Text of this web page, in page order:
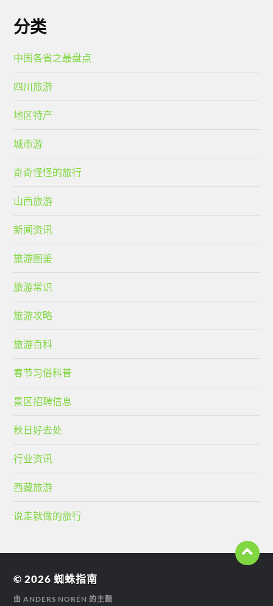
分类
中国各省之最盘点
四川旅游
地区特产
城市游
奇奇怪怪的旅行
山西旅游
新闻资讯
旅游图鉴
旅游常识
旅游攻略
旅游百科
春节习俗科普
景区招聘信息
秋日好去处
行业资讯
西藏旅游
说走就做的旅行
© 2026蜘蛛指南
由ANDERS NORÉN 的主题